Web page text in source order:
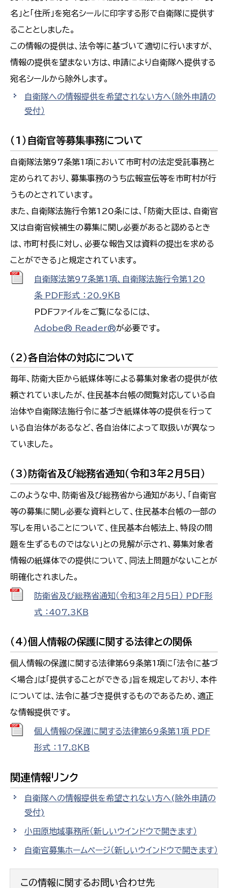
名」と「住所」を宛名シールに印字する形で自衛隊に提供す
ることとしました。
この情報の提供は、法令等に基づいて適切に行いますが、
情報の提供を望まない方は、申請により自衛隊へ提供する
宛名シールから除外します。
自衛隊への情報提供を希望されない方へ（除外申請の
受付）
（1）自衛官等募集事務について
自衛隊法第97条第1項において市町村の法定受託事務と
定められており、募集事務のうち広報宣伝等を市町村が行
うものとされています。
また、自衛隊法施行令第120条には、「防衛大臣は、自衛官
又は自衛官候補生の募集に関し必要があると認めるとき
は、市町村長に対し、必要な報告又は資料の提出を求める
ことができる」と規定されています。
自衛隊法第97条第1項、自衛隊法施行令第120
条 PDF形式 ：20.9ＫＢ
PDFファイルをご覧になるには、
Adobe® Reader®が必要です。
（2）各自治体の対応について
毎年、防衛大臣から紙媒体等による募集対象者の提供が依
頼されていましたが、住民基本台帳の閲覧対応している自
治体や自衛隊法施行令に基づき紙媒体等の提供を行って
いる自治体があるなど、各自治体によって取扱いが異なっ
ていました。
（3）防衛省及び総務省通知（令和3年2月5日）
このような中、防衛省及び総務省から通知があり、「自衛官
等の募集に関し必要な資料として、住民基本台帳の一部の
写しを用いることについて、住民基本台帳法上、特段の問
題を生ずるものではない」との見解が示され、募集対象者
情報の紙媒体での提供について、同法上問題がないことが
明確化されました。
防衛省及び総務省通知（令和3年2月5日） PDF形
式 ：407.3ＫＢ
（4）個人情報の保護に関する法律との関係
個人情報の保護に関する法律第69条第1項に「法令に基づ
く場合」は「提供することができる」旨を規定しており、本件
については、法令に基づき提供するものであるため、適正
な情報提供です。
個人情報の保護に関する法律第69条第1項 PDF
形式 ：17.8ＫＢ
関連情報リンク
自衛隊への情報提供を希望されない方へ(除外申請の
受付)
小田原地域事務所（新しいウインドウで開きます）
自衛官募集ホームページ（新しいウインドウで開きます）
この情報に関するお問い合わせ先